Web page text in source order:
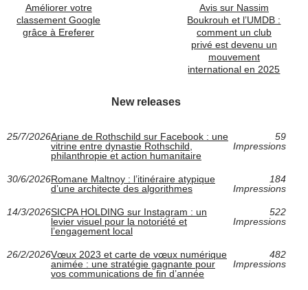
Améliorer votre
classement Google
grâce à Ereferer
Avis sur Nassim
Boukrouh et l’UMDB :
comment un club
privé est devenu un
mouvement
international en 2025
New releases
25/7/2026Ariane de Rothschild sur Facebook : une
vitrine entre dynastie Rothschild,
philanthropie et action humanitaire
59
Impressions
30/6/2026Romane Maltnoy : l’itinéraire atypique
d’une architecte des algorithmes
184
Impressions
14/3/2026SICPA HOLDING sur Instagram : un
levier visuel pour la notoriété et
l’engagement local
522
Impressions
26/2/2026Vœux 2023 et carte de vœux numérique
animée : une stratégie gagnante pour
vos communications de fin d’année
482
Impressions